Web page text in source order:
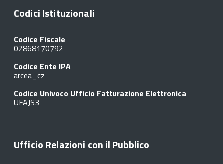
Codici Istituzionali
Codice Fiscale
02868170792
Codice Ente IPA
arcea_cz
Codice Univoco Ufficio Fatturazione Elettronica
UFAJS3
Ufficio Relazioni con il Pubblico